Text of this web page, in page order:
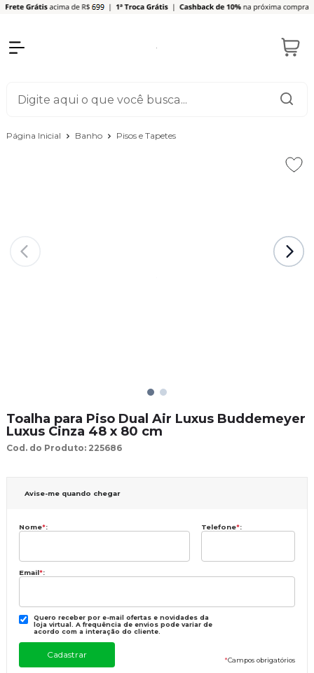
Página Inicial Banho Pisos e Tapetes
Toalha para Piso Dual Air Luxus Buddemeyer
Luxus Cinza 48 x 80 cm
Cod. do Produto: 225686
Avise-me quando chegar
Nome*: Telefone*:
Email*:
Quero receber por e-mail ofertas e novidades da
loja virtual. A frequência de envios pode variar de
acordo com a interação do cliente.
*Campos obrigatórios